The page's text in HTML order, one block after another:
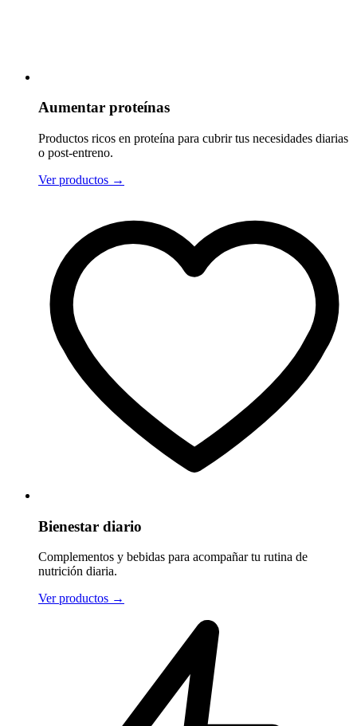
Aumentar proteínas
Productos ricos en proteína para cubrir tus necesidades diarias
o post-entreno.
Ver productos →
Bienestar diario
Complementos y bebidas para acompañar tu rutina de
nutrición diaria.
Ver productos →